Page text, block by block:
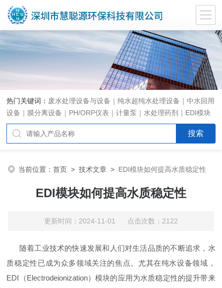
热门关键词： 废水处理设备与设备｜纯水超纯水处理设备｜中水回用
设备｜膜分离设备｜PH/ORP仪表｜计量泵｜水处理药剂｜EDI模块
代理｜EDI模块维修
当前位置：首页 >技术文章 > EDI模块如何提高水质稳定性
EDI模块如何提高水质稳定性
更新时间：2024-11-01 点击次数：2122
随着工业技术的快速发展和人们对生活品质的不断追求，水
质稳定性已成为众多领域关注的焦点。尤其在纯水设备领域，
EDI（Electrodeionization）模块的应用为水质稳定性的提升带来